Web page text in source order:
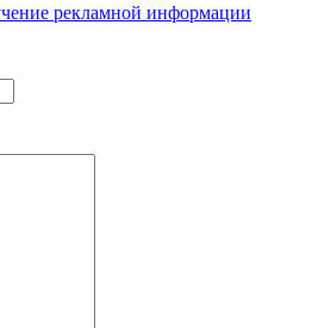
рекламной информации